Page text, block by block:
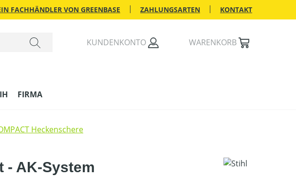
FACHHÄNDLER VON GREENBASE ZAHLUNGSARTEN KONTAKT
KUNDENKONTO WARENKORB
FIRMA
Heckenschere
- AK-System